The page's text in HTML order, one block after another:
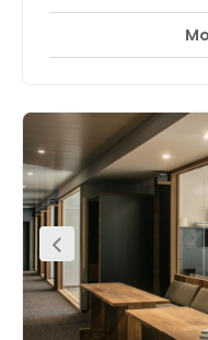
Accès 24 heures sur 24
the offices in the
Saint Michael and
workplaces are
third floor and are